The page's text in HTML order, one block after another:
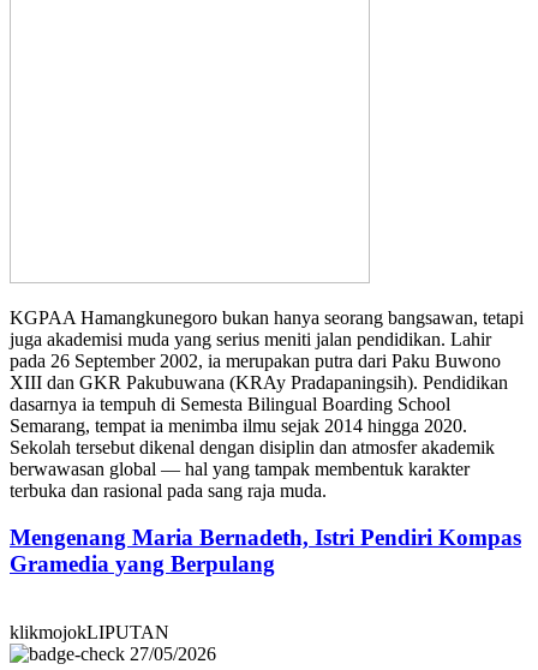
KGPAA Hamangkunegoro bukan hanya seorang bangsawan, tetapi
juga akademisi muda yang serius meniti jalan pendidikan. Lahir
pada 26 September 2002, ia merupakan putra dari Paku Buwono
XIII dan GKR Pakubuwana (KRAy Pradapaningsih). Pendidikan
dasarnya ia tempuh di Semesta Bilingual Boarding School
Semarang, tempat ia menimba ilmu sejak 2014 hingga 2020.
Sekolah tersebut dikenal dengan disiplin dan atmosfer akademik
berwawasan global — hal yang tampak membentuk karakter
terbuka dan rasional pada sang raja muda.
Mengenang Maria Bernadeth, Istri Pendiri Kompas
Gramedia yang Berpulang
klikmojokLIPUTAN
27/05/2026